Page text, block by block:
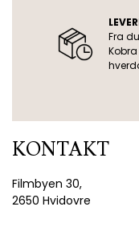
Fra
KONTAKT
Filmbyen 30,
2650 Hvidovre